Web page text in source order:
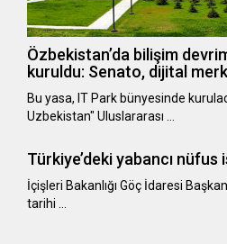
Özbekistan’da bilişim
kuruldu: Senato, dijital
Bu yasa, IT Park bünyesinde
Uzbekistan" Uluslararası …
Türkiye’deki yabancı nüfus
​​​​​​​İçişleri Bakanlığı Göç İdaresi
tarihi …